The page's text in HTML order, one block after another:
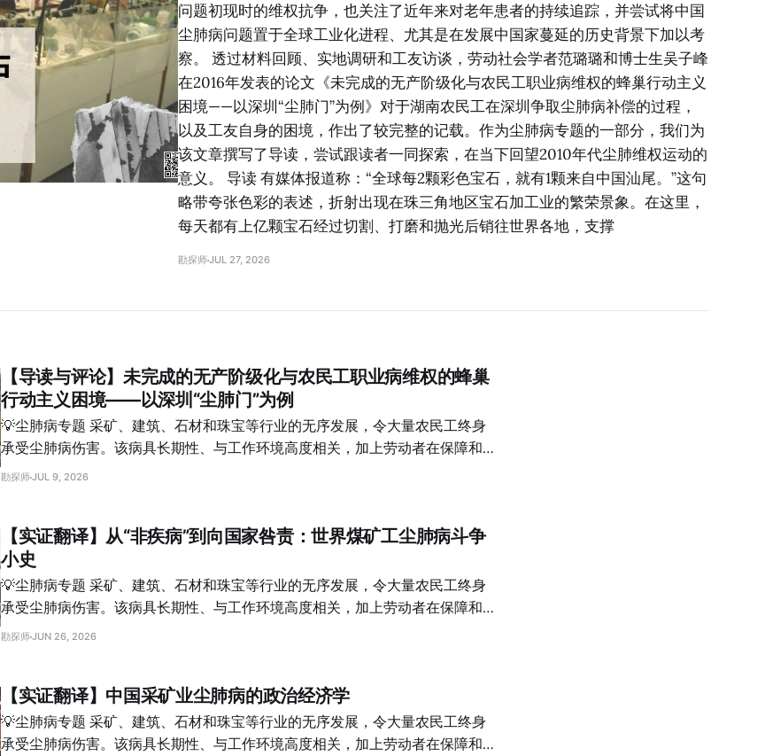
问题初现时的维权抗争，也关注了近年来对老年患者的持续追踪，并尝试将中国
尘肺病问题置于全球工业化进程、尤其是在发展中国家蔓延的历史背景下加以考
察。 透过材料回顾、实地调研和工友访谈，劳动社会学者范璐璐和博士生吴子峰
在2016年发表的论文《未完成的无产阶级化与农民工职业病维权的蜂巢行动主义
困境——以深圳“尘肺门”为例》对于湖南农民工在深圳争取尘肺病补偿的过程，
以及工友自身的困境，作出了较完整的记载。作为尘肺病专题的一部分，我们为
该文章撰写了导读，尝试跟读者一同探索，在当下回望2010年代尘肺维权运动的
意义。 导读 有媒体报道称：“全球每2颗彩色宝石，就有1颗来自中国汕尾。”这句
略带夸张色彩的表述，折射出现在珠三角地区宝石加工业的繁荣景象。在这里，
每天都有上亿颗宝石经过切割、打磨和抛光后销往世界各地，支撑
勘探师 JUL 27, 2026
【导读与评论】未完成的无产阶级化与农民工职业病维权的蜂巢
行动主义困境——以深圳“尘肺门”为例
💡尘肺病专题 采矿、建筑、石材和珠宝等行业的无序发展，令大量农民工终身
承受尘肺病伤害。该病具长期性、与工作环境高度相关，加上劳动者在保障和赔
偿方的重重困难，使我们无法单纯从公共卫生角度审视，而必须进一步反思其背
国尘肺病问题置于全球工业化进程、尤其是在发展中国家蔓延的历史背景下加以
考察。 透过材料回顾、实地调研和工友访谈，劳动社会学者范璐璐和博士生吴
子峰在2016年发表的论文《未完成的无产阶级化与农民工职业病维权的蜂巢行
动主义困境——以深圳“尘肺门”为例》对于湖南农民工在深圳争取尘肺病补偿的
我们为该文章撰写了导读，尝试跟读者一同探索，在当下回望2010年代尘肺维
于制度与市场的夹缝之中，而尘肺病工人则几乎是这一群体中最脆弱的一环。本
文通过追踪“深圳尘肺门”维权事件，尝试研究2009年内先后发生，分别由湖
勘探师 JUL 9, 2026
【实证翻译】从“非疾病”到向国家咎责：世界煤矿工尘肺病斗争
小史
💡尘肺病专题 采矿、建筑、石材和珠宝等行业的无序发展，令大量农民工终身
承受尘肺病伤害。该病具长期性、与工作环境高度相关，加上劳动者在保障和赔
偿方的重重困难，使我们无法单纯从公共卫生角度审视，而必须进一步反思其背
国尘肺病问题置于全球工业化进程、尤其是在发展中国家蔓延的历史背景下加以
考察。 ……这种工人所特有的一种病是所谓黑痰病（black spittle），它是由细
微的煤屑侵入肺的各个部分所引起的；这种病的征候是全身衰弱、头痛、呼吸困
勘探师 JUN 26, 2026
【实证翻译】中国采矿业尘肺病的政治经济学
💡尘肺病专题 采矿、建筑、石材和珠宝等行业的无序发展，令大量农民工终身
承受尘肺病伤害。该病具长期性、与工作环境高度相关，加上劳动者在保障和赔